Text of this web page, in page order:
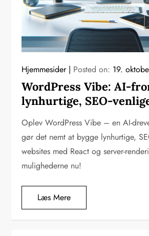
Hjemmesider Posted on: 19.
WordPress Vibe: AI-
lynhurtige, SEO-
Oplev WordPress Vibe – en AI-
gør det nemt at bygge lynhurtige,
websites med React og server-
mulighederne nu!
Læs Mere